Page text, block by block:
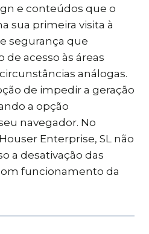
e conteúdos que o
sua primeira visita à
segurança que
acesso às áreas
análogas.
de impedir a geração
a opção
navegador. No
Enterprise, SL não
a desativação das
funcionamento da